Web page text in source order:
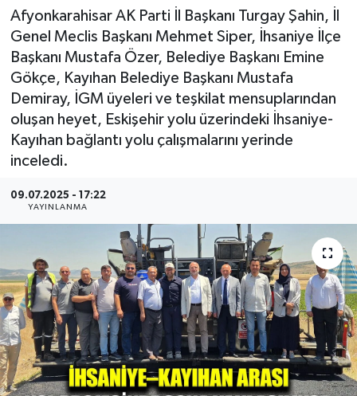
Afyonkarahisar AK Parti İl Başkanı Turgay Şahin, İl
Genel Meclis Başkanı Mehmet Siper, İhsaniye İlçe
Başkanı Mustafa Özer, Belediye Başkanı Emine
Gökçe, Kayıhan Belediye Başkanı Mustafa
Demiray, İGM üyeleri ve teşkilat mensuplarından
oluşan heyet, Eskişehir yolu üzerindeki İhsaniye-
Kayıhan bağlantı yolu çalışmalarını yerinde
inceledi.
09.07.2025 - 17:22
YAYINLANMA
Eğitim
Sağlık
Teknoloji
Kültür - Sanat
Yaşam
Tüm Manşetler
Son Dakika Haberleri
Haber Arşivi